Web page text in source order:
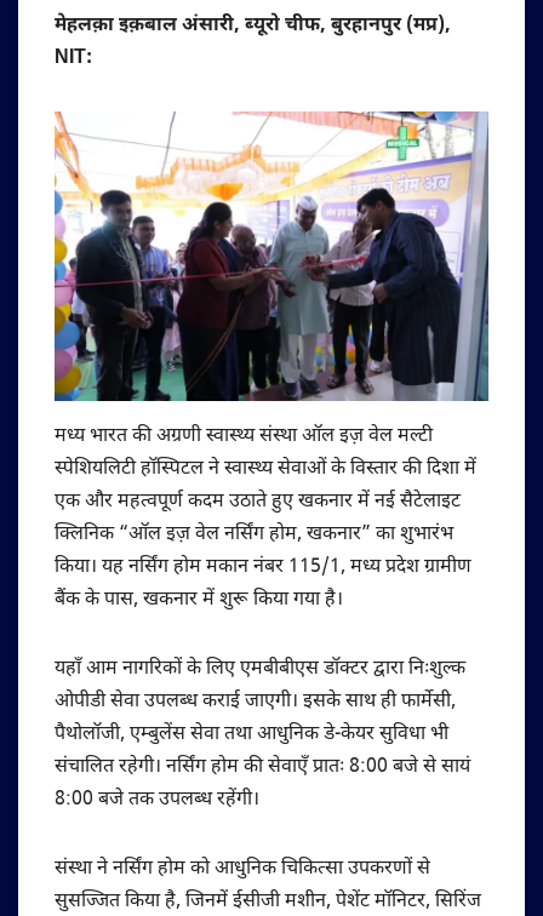
मेहलक़ा इक़बाल अंसारी, ब्यूरो चीफ, बुरहानपुर (मप्र),
NIT:
मध्य भारत की अग्रणी स्वास्थ्य संस्था ऑल इज़ वेल मल्टी
स्पेशियलिटी हॉस्पिटल ने स्वास्थ्य सेवाओं के विस्तार की दिशा में
एक और महत्वपूर्ण कदम उठाते हुए खकनार में नई सैटेलाइट
क्लिनिक “ऑल इज़ वेल नर्सिंग होम, खकनार” का शुभारंभ
किया। यह नर्सिंग होम मकान नंबर 115/1, मध्य प्रदेश ग्रामीण
बैंक के पास, खकनार में शुरू किया गया है।
यहाँ आम नागरिकों के लिए एमबीबीएस डॉक्टर द्वारा निःशुल्क
ओपीडी सेवा उपलब्ध कराई जाएगी। इसके साथ ही फार्मेसी,
पैथोलॉजी, एम्बुलेंस सेवा तथा आधुनिक डे-केयर सुविधा भी
संचालित रहेगी। नर्सिंग होम की सेवाएँ प्रातः 8:00 बजे से सायं
8:00 बजे तक उपलब्ध रहेंगी।
संस्था ने नर्सिंग होम को आधुनिक चिकित्सा उपकरणों से
सुसज्जित किया है, जिनमें ईसीजी मशीन, पेशेंट मॉनिटर, सिरिंज